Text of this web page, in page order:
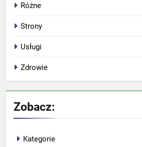
Różne
Strony
Usługi
Zdrowie
Zobacz:
Kategorie